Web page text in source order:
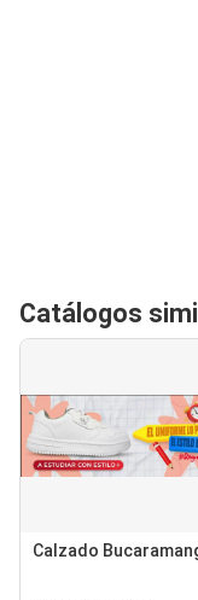
Catálogos
Calzado